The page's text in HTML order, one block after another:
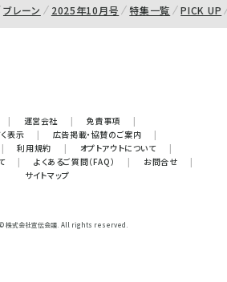
ブレーン 2025年10月号 特集一覧 PICK UP
| 運営会社 | 免責事項
|
表示
| 広告掲載・協賛のご案内
|
| 利用規約 | オプトアウトについて
|
| よくあるご質問（FAQ） | お問合せ
|
サイトマップ
株式会社宣伝会議. All rights reserved.